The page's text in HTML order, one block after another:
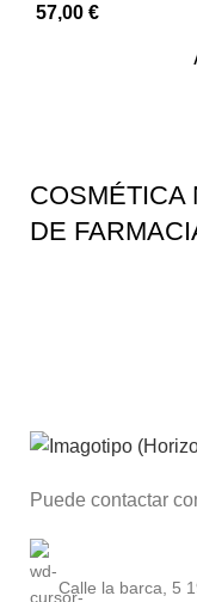
57,00 €
COSMÉTICA
DE
Puede contactar
Calle la barca, 5